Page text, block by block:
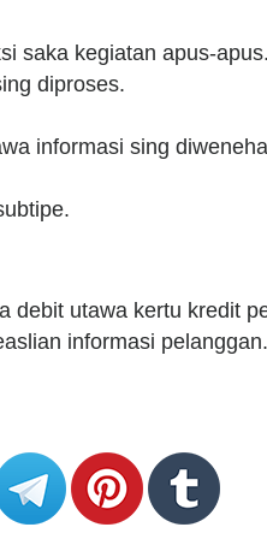
saka kegiatan apus-apus.
diproses.
informasi sing
debit utawa kertu kredit
informasi pelanggan.